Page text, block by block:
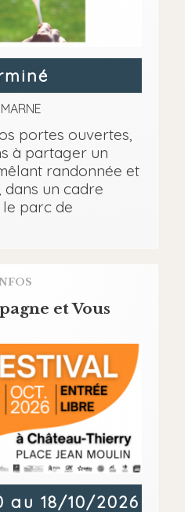
portes ouvertes,
à partager un
randonnée et
dans un cadre
parc de
et Vous
au 18/10/2026